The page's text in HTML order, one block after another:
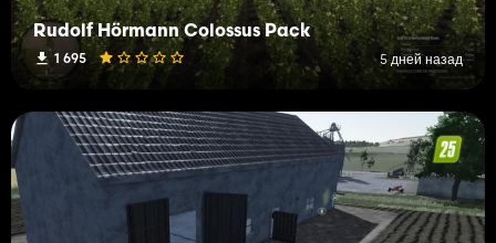
Rudolf Hörmann Colossus Pack
1 695 5 дней назад